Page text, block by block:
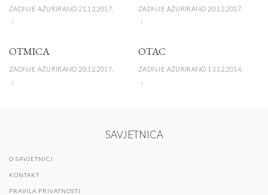
ZADNJE AŽURIRANO 21.12.2017. ZADNJE AŽURIRANO 20.12.2017.
OTMICA
ZADNJE AŽURIRANO 20.12.2017.
OTAC
ZADNJE AŽURIRANO 13.12.2014.
SAVJETNICA
O SAVJETNICI
KONTAKT
PRAVILA PRIVATNOSTI